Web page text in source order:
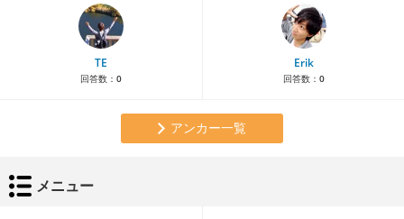
TE
回答数： 0
Erik
回答数： 0
アンカー一覧
メニュー